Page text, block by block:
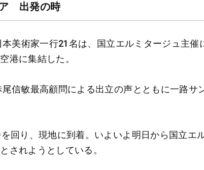
出発の時
美術家一行21名は、国立エルミタージュ主催
港に集結した。
尾信敏最高顧問による出立の声とともに一路サ
回り、現地に到着。いよいよ明日から国立エ
されようとしている。